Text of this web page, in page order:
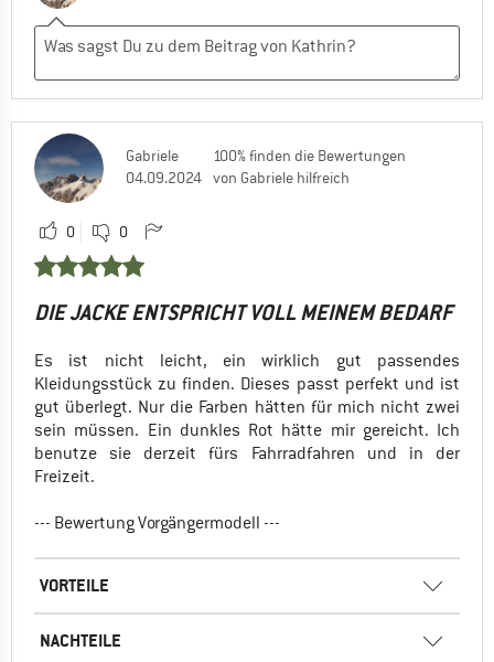
Gabriele
04.09.2024
100% finden die Bewertungen
von Gabriele hilfreich
0 0
DIE JACKE ENTSPRICHT VOLL MEINEM BEDARF
Es ist nicht leicht, ein wirklich gut passendes
Kleidungsstück zu finden. Dieses passt perfekt und ist
gut überlegt. Nur die Farben hätten für mich nicht zwei
sein müssen. Ein dunkles Rot hätte mir gereicht. Ich
benutze sie derzeit fürs Fahrradfahren und in der
Freizeit.
--- Bewertung Vorgängermodell ---
VORTEILE
NACHTEILE